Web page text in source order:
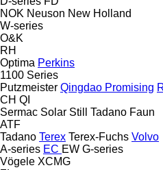
NOK Neuson New Holland
W-series
O&K
RH
Optima Perkins
1100 Series
Putzmeister Qingdao Promising
CH QI
Sermac Solar Still
Tadano Faun
ATF
Tadano Terex Terex-Fuchs Volvo
A-series EC EW G-series
Vögele XCMG